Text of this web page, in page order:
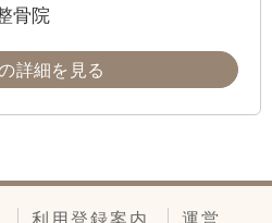
骨院
詳細を見る
利用登録案内 運営